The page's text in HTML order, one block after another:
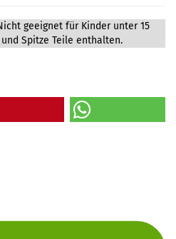
geeignet für Kinder unter 15
Spitze Teile enthalten.